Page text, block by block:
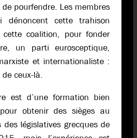
de pourfendre. Les membres
dénoncent cette trahison
coalition, pour fonder
un parti eurosceptique,
et internationaliste :
ceux-là.
est d’une formation bien
obtenir des sièges au
des législatives grecques de